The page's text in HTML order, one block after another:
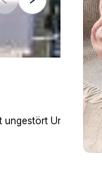
Urlaub